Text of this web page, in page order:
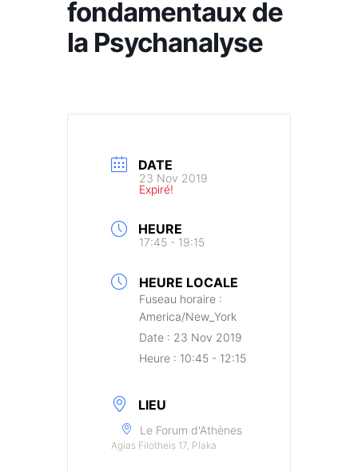
fondamentaux de
la Psychanalyse
DATE
23 Nov 2019
Expiré!
HEURE
17:45 - 19:15
HEURE LOCALE
Fuseau horaire :
America/New_York
Date : 23 Nov 2019
Heure : 10:45 - 12:15
LIEU
Le Forum d'Athènes
Agias Filotheis 17, Plaka